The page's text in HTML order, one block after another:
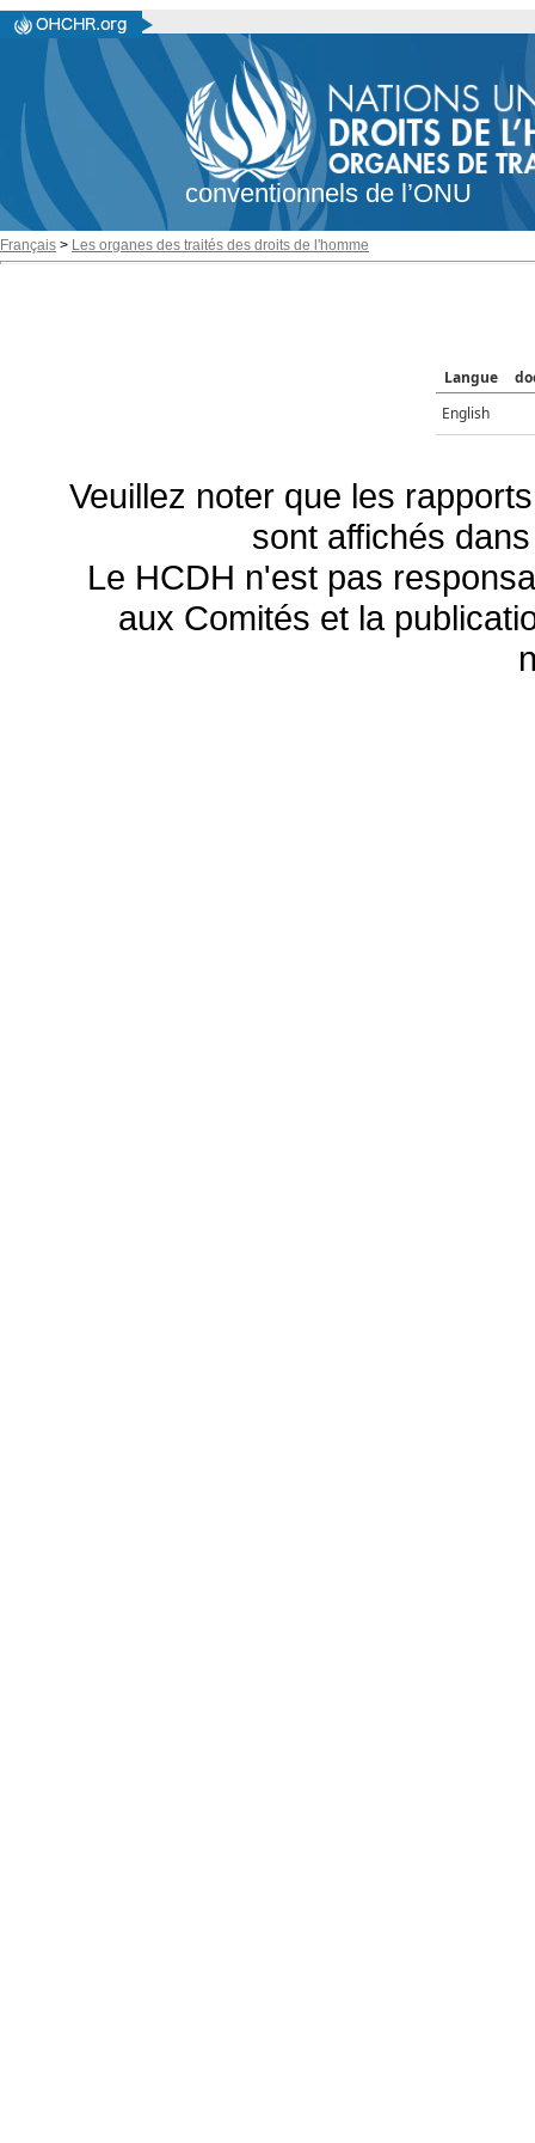
conventionnels de l’ONU
Français > Les organes des traités des droits de l'homme
Langue
English
Veuillez noter que les
sont affichés
Le HCDH n'est pas
aux Comités et la